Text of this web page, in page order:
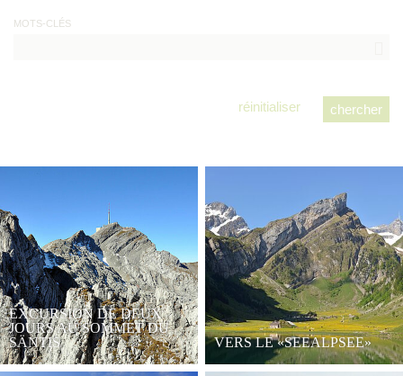
MOTS-CLÉS
réinitialiser
EXCURSION DE DEUX
JOURS AU SOMMET DU
SÄNTIS
VERS LE «SEEALPSEE»